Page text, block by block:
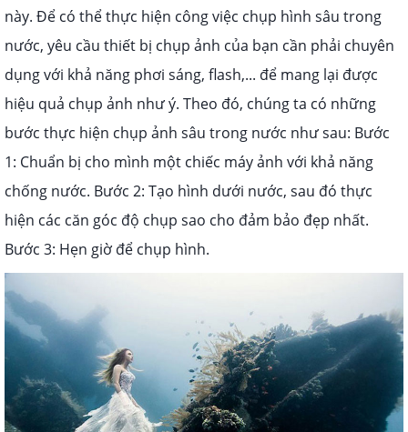
này. Để có thể thực hiện công việc chụp hình sâu trong
nước, yêu cầu thiết bị chụp ảnh của bạn cần phải chuyên
dụng với khả năng phơi sáng, flash,... để mang lại được
hiệu quả chụp ảnh như ý. Theo đó, chúng ta có những
bước thực hiện chụp ảnh sâu trong nước như sau: Bước
1: Chuẩn bị cho mình một chiếc máy ảnh với khả năng
chống nước. Bước 2: Tạo hình dưới nước, sau đó thực
hiện các căn góc độ chụp sao cho đảm bảo đẹp nhất.
Bước 3: Hẹn giờ để chụp hình.